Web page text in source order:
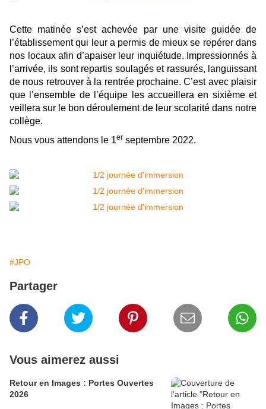
Cette matinée s’est achevée par une visite guidée de
l’établissement qui leur a permis de mieux se repérer dans
nos locaux afin d’apaiser leur inquiétude. Impressionnés à
l’arrivée, ils sont repartis soulagés et rassurés, languissant
de nous retrouver à la rentrée prochaine. C’est avec plaisir
que l’ensemble de l’équipe les accueillera en sixième et
veillera sur le bon déroulement de leur scolarité dans notre
collège.
Nous vous attendons le 1er septembre 2022.
#JPO
Partager
Vous aimerez aussi
Retour en Images : Portes Ouvertes
2026